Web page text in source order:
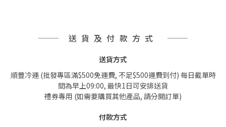
送貨及付款方式
送貨方式
順豐冷運 (批發專區滿$500免運費, 不足$500運費到付) 每日截單時
間為早上09:00, 最快1日可安排送貨
禮券專用 (如需要購買其他產品, 請分開訂單)
付款方式